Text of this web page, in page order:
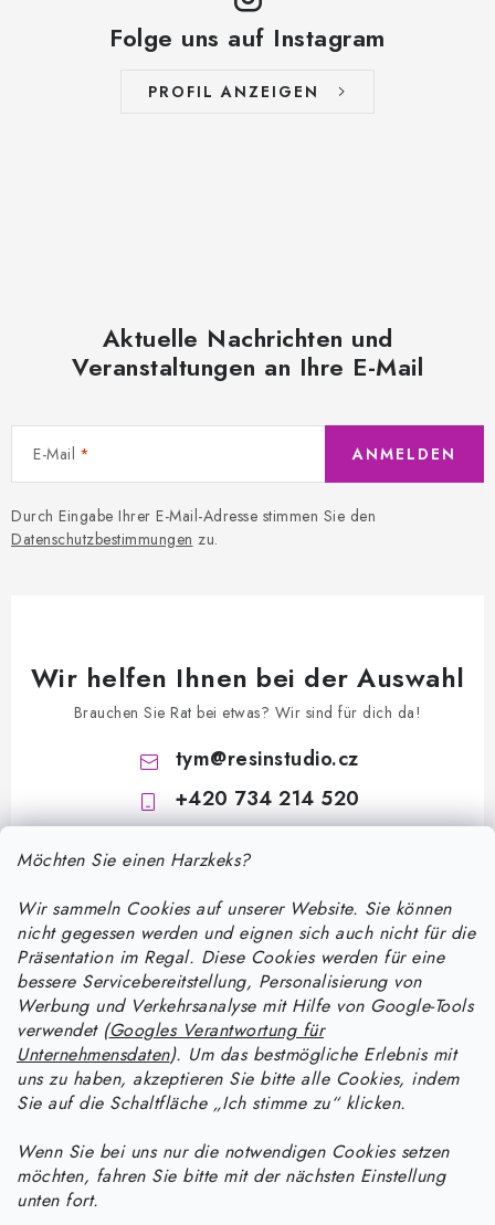
Möchten Sie einen Harzkeks?
Wir sammeln Cookies auf unserer Website. Sie können
nicht gegessen werden und eignen sich auch nicht für die
Präsentation im Regal. Diese Cookies werden für eine
bessere Servicebereitstellung, Personalisierung von
Werbung und Verkehrsanalyse mit Hilfe von Google-Tools
verwendet (Googles Verantwortung für
Unternehmensdaten). Um das bestmögliche Erlebnis mit
uns zu haben, akzeptieren Sie bitte alle Cookies, indem
Sie auf die Schaltfläche „Ich stimme zu“ klicken.
Wenn Sie bei uns nur die notwendigen Cookies setzen
möchten, fahren Sie bitte mit der nächsten Einstellung
unten fort.
Folge uns auf Instagram
PROFIL ANZEIGEN
Aktuelle Nachrichten und
Veranstaltungen an Ihre E-Mail
E-Mail
Durch Eingabe Ihrer E-Mail-Adresse stimmen Sie den
Datenschutzbestimmungen zu.
ANMELDEN
Wir helfen Ihnen bei der Auswahl
Brauchen Sie Rat bei etwas? Wir sind für dich da!
tym@resinstudio.cz
+420 734 214 520
Informace pro vás
Kontakte
Bestellstatus
Anleitung zur Verarbeitung von UV-Harz: Ein praktischer Leitfaden
zu Aushärtung, Färbung und Fehlerbehebung
Anleitung für Harzprodukte